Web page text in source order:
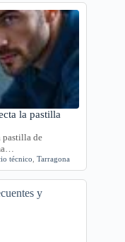
la pastilla
pastilla de
técnico Tarragona